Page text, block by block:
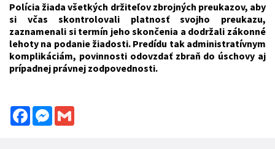
Polícia žiada všetkých držiteľov zbrojných preukazov, aby
si včas skontrolovali platnosť svojho preukazu,
zaznamenali si termín jeho skončenia a dodržali zákonné
lehoty na podanie žiadosti. Predídu tak administratívnym
komplikáciám, povinnosti odovzdať zbraň do úschovy aj
prípadnej právnej zodpovednosti.
FacebookMessenger